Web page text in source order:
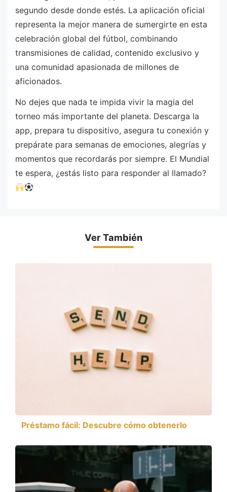
segundo desde donde estés. La aplicación oficial
representa la mejor manera de sumergirte en esta
celebración global del fútbol, combinando
transmisiones de calidad, contenido exclusivo y
una comunidad apasionada de millones de
aficionados.
No dejes que nada te impida vivir la magia del
torneo más importante del planeta. Descarga la
app, prepara tu dispositivo, asegura tu conexión y
prepárate para semanas de emociones, alegrías y
momentos que recordarás por siempre. El Mundial
te espera, ¿estás listo para responder al llamado?
Ver También
Préstamo fácil: Descubre cómo obtenerlo